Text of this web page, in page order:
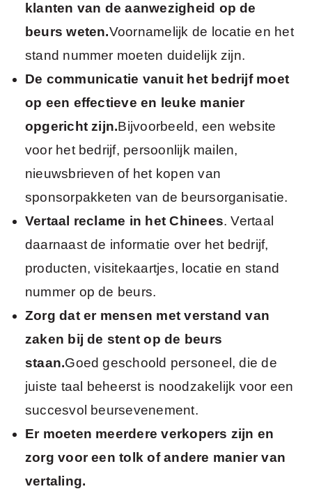
klanten van de aanwezigheid op de
beurs weten.Voornamelijk de locatie en het
stand nummer moeten duidelijk zijn.
De communicatie vanuit het bedrijf moet
op een effectieve en leuke manier
opgericht zijn.Bijvoorbeeld, een website
voor het bedrijf, persoonlijk mailen,
nieuwsbrieven of het kopen van
sponsorpakketen van de beursorganisatie.
Vertaal reclame in het Chinees. Vertaal
daarnaast de informatie over het bedrijf,
producten, visitekaartjes, locatie en stand
nummer op de beurs.
Zorg dat er mensen met verstand van
zaken bij de stent op de beurs
staan.Goed geschoold personeel, die de
juiste taal beheerst is noodzakelijk voor een
succesvol beursevenement.
Er moeten meerdere verkopers zijn en
zorg voor een tolk of andere manier van
vertaling.